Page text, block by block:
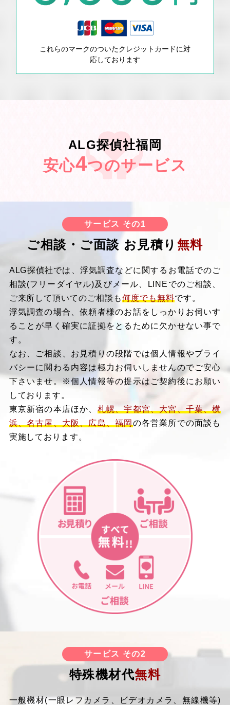
これらのマークのついたクレジットカードに対
応しております
ALG探偵社福岡
安心4つのサービス
サービス その1
ご相談・ご面談 お見積り 無料
ALG探偵社では、浮気調査などに関するお電話でのご
相談(フリーダイヤル)及びメール、LINEでのご相談、
ご来所して頂いてのご相談も何度でも無料です。
浮気調査の場合、依頼者様のお話をしっかりお伺いす
ることが早く確実に証拠をとるために欠かせない事で
す。
なお、ご相談、お見積りの段階では個人情報やプライ
バシーに関わる内容は極力お伺いしませんのでご安心
下さいませ。※個人情報等の提示はご契約後にお願い
しております。
東京新宿の本店ほか、 札幌、宇都宮、大宮、千葉、横
浜、名古屋、大阪、広島、福岡の各営業所での面談も
実施しております。
サービス その2
特殊機材代無料
一般機材(一眼レフカメラ、ビデオカメラ、無線機等)